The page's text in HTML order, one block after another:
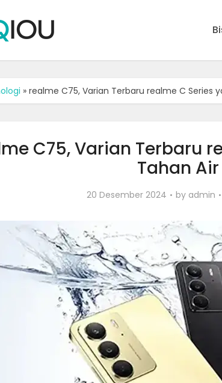
» realme C75, Varian Terbaru realme C Series
C75, Varian Terbaru
Tahan Air
20 Desember 2024 by admin